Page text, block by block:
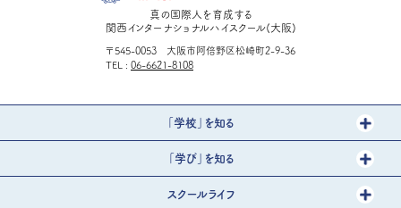
真の国際人を育成する
関西インターナショナルハイスクール(大阪)
〒545-0053 大阪市阿倍野区松崎町2-9-36
TEL
06-6621-8108
「学校」を知る
「学び」を知る
スクールライフ